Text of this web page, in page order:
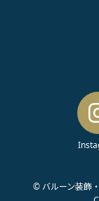
© バルーン装飾